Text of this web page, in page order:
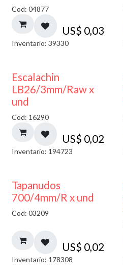
Cod: 04877
US$ 0,03
Inventario: 39330
Escalachin
LB26/3mm/Raw x
und
Cod: 16290
US$ 0,02
Inventario: 194723
Tapanudos
700/4mm/R x und
Cod: 03209
US$ 0,02
Inventario: 178308